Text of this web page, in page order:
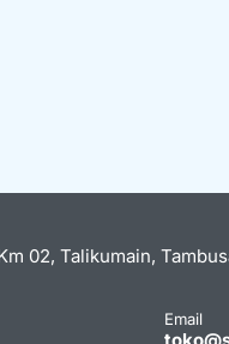
02, Talikumain,
Email